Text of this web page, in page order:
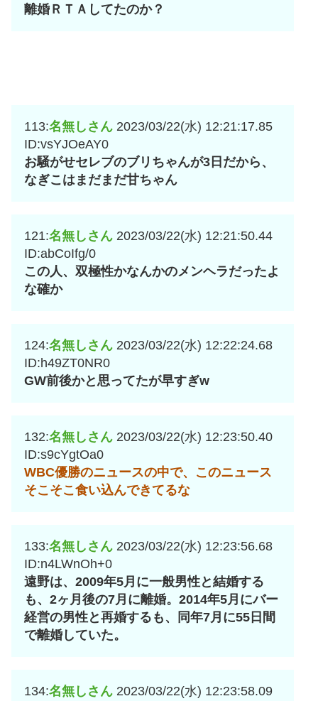
離婚ＲＴＡしてたのか？
113:名無しさん 2023/03/22(水) 12:21:17.85
ID:vsYJOeAY0
お騒がせセレブのブリちゃんが3日だから、
なぎこはまだまだ甘ちゃん
121:名無しさん 2023/03/22(水) 12:21:50.44
ID:abCoIfg/0
この人、双極性かなんかのメンヘラだったよ
な確か
124:名無しさん 2023/03/22(水) 12:22:24.68
ID:h49ZT0NR0
GW前後かと思ってたが早すぎw
132:名無しさん 2023/03/22(水) 12:23:50.40
ID:s9cYgtOa0
WBC優勝のニュースの中で、このニュース
そこそこ食い込んできてるな
133:名無しさん 2023/03/22(水) 12:23:56.68
ID:n4LWnOh+0
遠野は、2009年5月に一般男性と結婚する
も、2ヶ月後の7月に離婚。2014年5月にバー
経営の男性と再婚するも、同年7月に55日間
で離婚していた。
134:名無しさん 2023/03/22(水) 12:23:58.09